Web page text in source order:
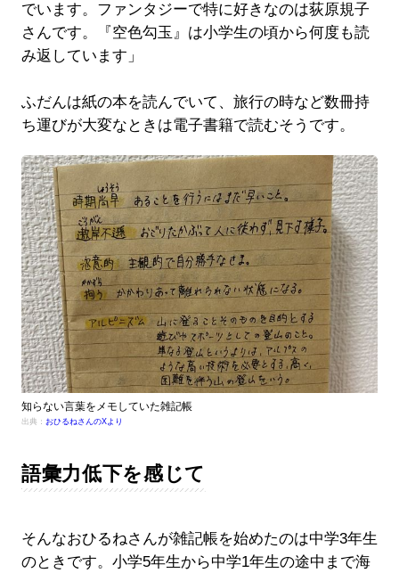
でいます。ファンタジーで特に好きなのは荻原規子
さんです。『空色勾玉』は小学生の頃から何度も読
み返しています」
ふだんは紙の本を読んでいて、旅行の時など数冊持
ち運びが大変なときは電子書籍で読むそうです。
知らない言葉をメモしていた雑記帳
出典： おひるねさんのXより
語彙力低下を感じて
そんなおひるねさんが雑記帳を始めたのは中学3年生
のときです。小学5年生から中学1年生の途中まで海